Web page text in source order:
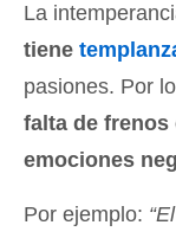
La
tiene
pasiones. Por
falta de
emociones
Por ejemplo: